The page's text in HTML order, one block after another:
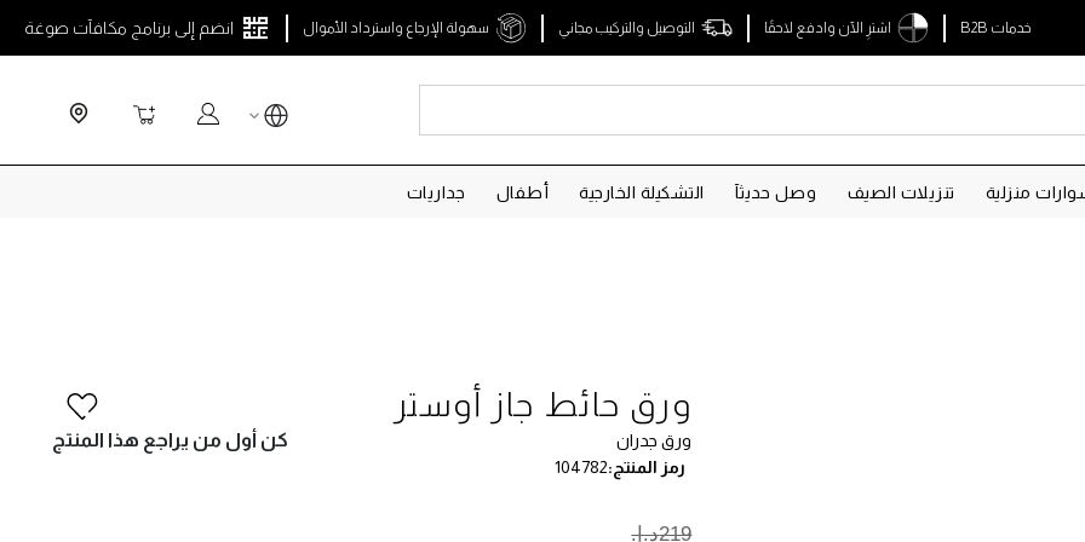
خدمات B2B اشترِ الآن وادفع لاحقًا التوصيل والتركيب مجاني سهولة الإرجاع واسترداد الأموال انضم إلى برنامج مكافآت صوغة
سلة التسوق
منزلية تنزيلات الصيف وصل حديثآ التشكيلة الخارجية أطفال جداريات
ورق حائط جاز أوستر
ورق جدران كن أول من يراجع هذا المنتج
رمز المنتج 104782
219د.إ.‏